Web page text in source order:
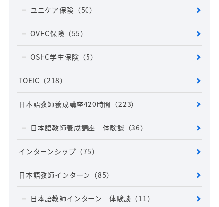
ユニケア保険 （50）
OVHC保険 （55）
OSHC学生保険 （5）
TOEIC （218）
日本語教師養成講座420時間 （223）
日本語教師養成講座 体験談 （36）
インターンシップ （75）
日本語教師インターン （85）
日本語教師インターン 体験談 （11）